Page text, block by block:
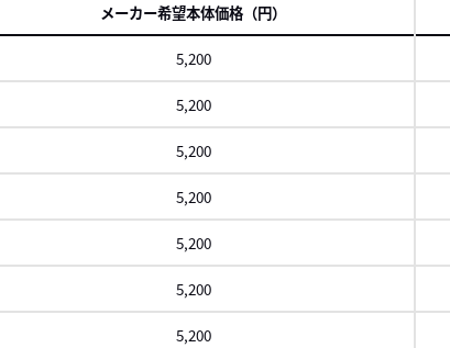
メーカー希望本体価格（円）
5,200
5,200
5,200
5,200
5,200
5,200
5,200